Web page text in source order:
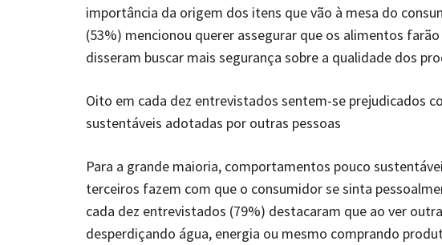
importância da origem dos itens que vão à mesa do
(53%) mencionou querer assegurar que os alimentos
disseram buscar mais segurança sobre a qualidade dos
Oito em cada dez entrevistados sentem-se prejudicados
sustentáveis adotadas por outras pessoas
Para a grande maioria, comportamentos pouco
terceiros fazem com que o consumidor se sinta
cada dez entrevistados (79%) destacaram que ao ver
desperdiçando água, energia ou mesmo comprando